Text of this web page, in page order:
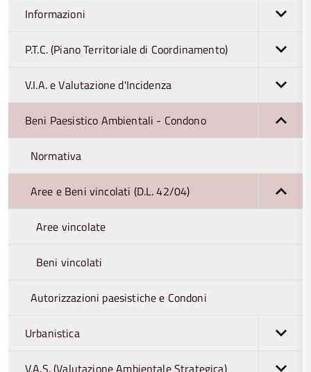
Informazioni
P.T.C. (Piano Territoriale di Coordinamento)
V.I.A. e Valutazione d'Incidenza
Beni Paesistico Ambientali - Condono
Normativa
Aree e Beni vincolati (D.L. 42/04)
Aree vincolate
Beni vincolati
Autorizzazioni paesistiche e Condoni
Urbanistica
V.A.S. (Valutazione Ambientale Strategica)